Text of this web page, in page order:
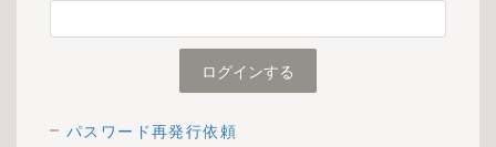
パスワード再発行依頼